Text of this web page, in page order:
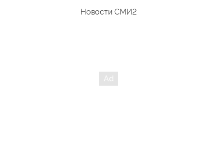
Новости СМИ2